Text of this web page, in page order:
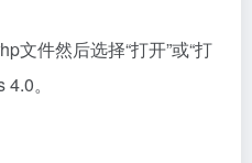
文件然后选择“打开”或“打
。